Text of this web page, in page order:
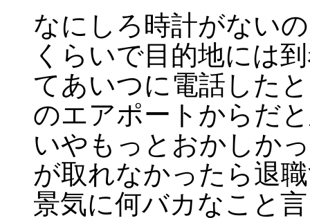
なにしろ時計がない
くらいで目的地には
てあいつに電話した
のエアポートからだ
いやもっとおかしか
が取れなかったら退
景気に何バカなこと